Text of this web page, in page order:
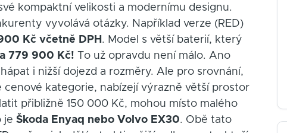
kompaktní velikosti a modernímu designu.
vyvolává otázky. Například verze (RED)
Kč včetně DPH . Model s větší baterií, který
779 900 Kč! To už opravdu není málo. Ano
i nižší dojezd a rozměry. Ale pro srovnání,
cenové kategorie, nabízejí výrazně větší prostor
přibližně 150 000 Kč, mohou místo malého
jeŠkoda Enyaq nebo Volvo EX30. Obě tato